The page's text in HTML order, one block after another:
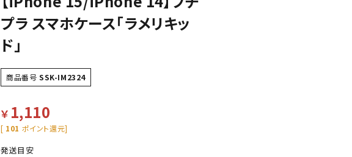
プラ スマホケース「ラメリキッ
ド」
商品番号 SSK-IM2324
￥ 1,110
[ 101 ポイント還元]
発送目安